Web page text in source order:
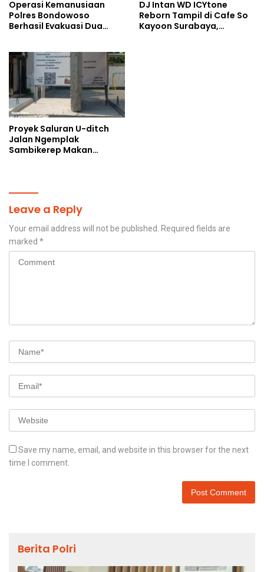
Operasi Kemanusiaan
Polres Bondowoso
Berhasil Evakuasi Dua
DJ Intan WD ICYtone
Reborn Tampil di Cafe So
Kayoon Surabaya,
Proyek Saluran U-ditch
Jalan Ngemplak
Sambikerep Makan
Warga
Leave a Reply
Your email address will not be published.
Required fields are
marked *
Save my name, email, and website in this browser for the next
time I comment.
Berita Polri